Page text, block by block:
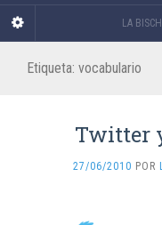
LA
Etiqueta: vocabulario
Twitter
27/06/2010 POR